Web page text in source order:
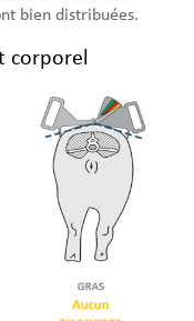
bien distribuées.
corporel